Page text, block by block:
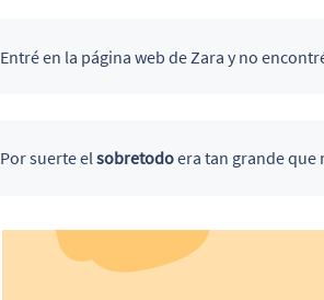
Entré en la página web de Zara y no
Por suerte elsobretodoera tan grande que